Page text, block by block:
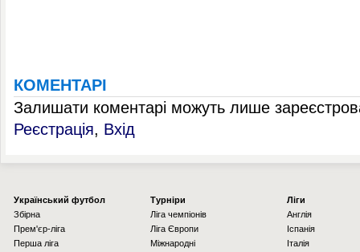
КОМЕНТАРІ
Залишати коментарі можуть лише
Реєстрація, Вхід
Українcький футбол
Збірна
Прем'єр-ліга
Перша ліга
Турніри
Ліга чемпіонів
Ліга Європи
Міжнародні
Ліги
Англія
Іспанія
Італія